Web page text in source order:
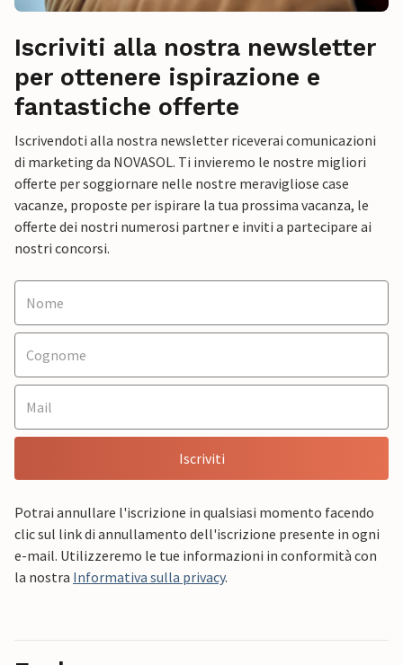
Iscriviti alla nostra newsletter
per ottenere ispirazione e
fantastiche offerte
Iscrivendoti alla nostra newsletter riceverai comunicazioni
di marketing da NOVASOL. Ti invieremo le nostre migliori
offerte per soggiornare nelle nostre meravigliose case
vacanze, proposte per ispirare la tua prossima vacanza, le
offerte dei nostri numerosi partner e inviti a partecipare ai
nostri concorsi.
Iscriviti
Potrai annullare l'iscrizione in qualsiasi momento facendo
clic sul link di annullamento dell'iscrizione presente in ogni
e-mail. Utilizzeremo le tue informazioni in conformità con
la nostra Informativa sulla privacy.